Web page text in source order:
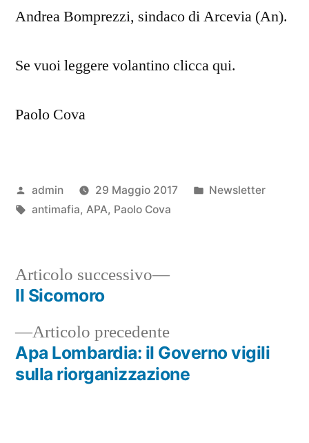
Andrea Bomprezzi, sindaco di Arcevia (An).
Se vuoi leggere volantino clicca qui.
Paolo Cova
Pubblicato
da
admin 29 Maggio 2017
Pubblicato
Newsletter
Tag:
antimafia, APA, Paolo Cova
Navigazione
articoli
Articolo precedenteArticolo
precedente:
Apa Lombardia: il Governo vigili
sulla riorganizzazione
Articolo successivo
Articolo
Il Sicomoro